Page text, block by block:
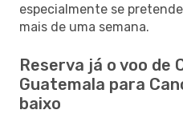
especialmente se
mais de uma semana.
Reserva já o voo de
Guatemala para
baixo